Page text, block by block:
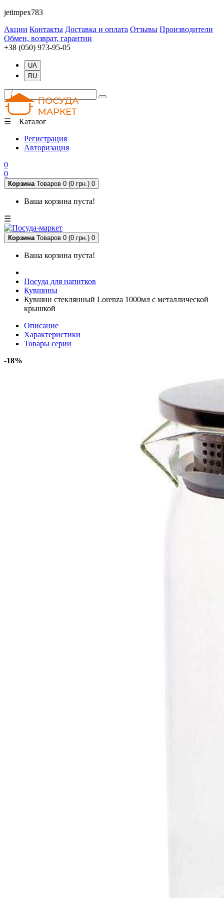
jetimpex783
Акции Контакты Доставка и оплата Отзывы Производители
Обмен, возврат, гарантии
+38 (050) 973-95-05
UA
RU
☰ Каталог
Регистрация
Авторизация
0
0
Корзина Товаров 0 (0 грн.) 0
Ваша корзина пуста!
☰
Корзина Товаров 0 (0 грн.) 0
Ваша корзина пуста!
Посуда для напитков
Кувшины
Кувшин стеклянный Lorenza 1000мл с металлической
крышкой
Описание
Характеристики
Товары серии
-18%